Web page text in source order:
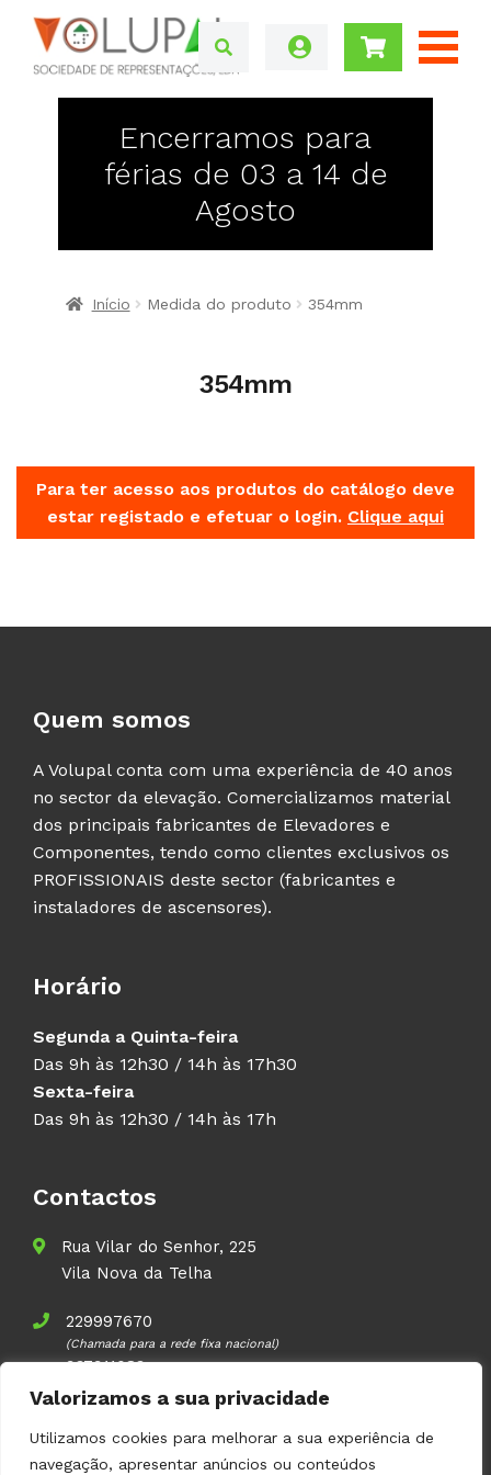
Valorizamos a sua privacidade
Utilizamos cookies para melhorar a sua experiência de
navegação, apresentar anúncios ou conteúdos
Encerramos para
férias de 03 a 14 de
Agosto
Início Medida do produto 354mm
354mm
Para ter acesso aos produtos do catálogo deve
estar registado e efetuar o login. Clique aqui
Quem somos
A Volupal conta com uma experiência de 40 anos
no sector da elevação. Comercializamos material
dos principais fabricantes de Elevadores e
Componentes, tendo como clientes exclusivos os
PROFISSIONAIS deste sector (fabricantes e
instaladores de ascensores).
Horário
Segunda a Quinta-feira
Das 9h às 12h30 / 14h às 17h30
Sexta-feira
Das 9h às 12h30 / 14h às 17h
Contactos
Rua Vilar do Senhor, 225
Vila Nova da Telha
229997670
(Chamada para a rede fixa nacional)
937911083
(Chamada para a rede móvel nacional)
geral@volupal.pt